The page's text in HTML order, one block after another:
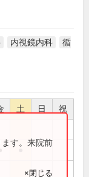
内視鏡内科
循
土 日 祝
●
●
す。来院前
×閉じる